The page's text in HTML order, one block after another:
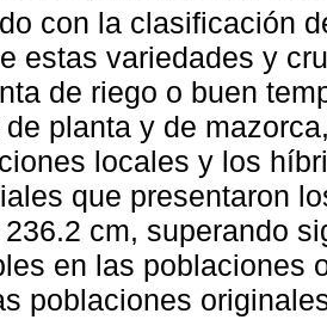
con la clasificación
estas variedades y
de riego o buen
de planta y de
locales y los
que presentaron
236.2 cm, superando
en las poblaciones
poblaciones